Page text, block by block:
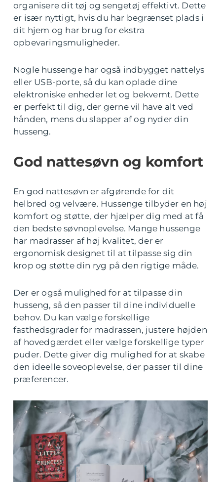
organisere dit tøj og sengetøj effektivt. Dette
er især nyttigt, hvis du har begrænset plads i
dit hjem og har brug for ekstra
opbevaringsmuligheder.
Nogle hussenge har også indbygget nattelys
eller USB-porte, så du kan oplade dine
elektroniske enheder let og bekvemt. Dette
er perfekt til dig, der gerne vil have alt ved
hånden, mens du slapper af og nyder din
husseng.
God nattesøvn og komfort
En god nattesøvn er afgørende for dit
helbred og velvære. Hussenge tilbyder en høj
komfort og støtte, der hjælper dig med at få
den bedste søvnoplevelse. Mange hussenge
har madrasser af høj kvalitet, der er
ergonomisk designet til at tilpasse sig din
krop og støtte din ryg på den rigtige måde.
Der er også mulighed for at tilpasse din
husseng, så den passer til dine individuelle
behov. Du kan vælge forskellige
fasthedsgrader for madrassen, justere højden
af hovedgærdet eller vælge forskellige typer
puder. Dette giver dig mulighed for at skabe
den ideelle soveoplevelse, der passer til dine
præferencer.